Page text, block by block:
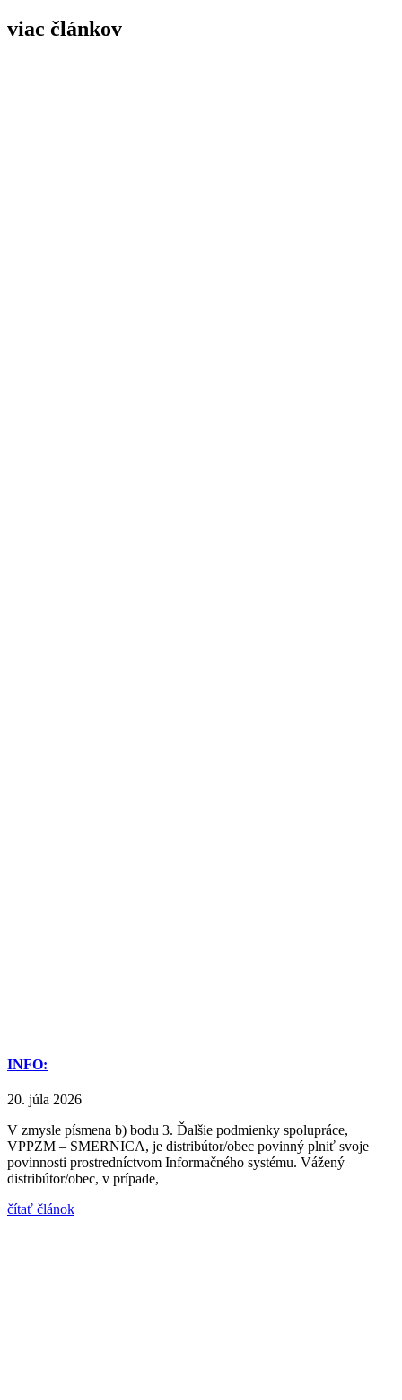
viac článkov
INFO:
20. júla 2026
V zmysle písmena b) bodu 3. Ďalšie podmienky spolupráce,
VPPZM – SMERNICA, je distribútor/obec povinný plniť svoje
povinnosti prostredníctvom Informačného systému. Vážený
distribútor/obec, v prípade,
čítať článok